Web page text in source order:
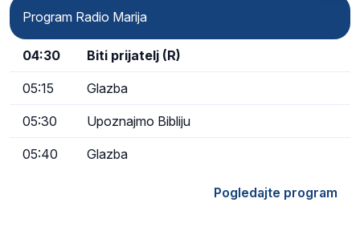
Program Radio Marija
04:30 Biti prijatelj (R)
05:15 Glazba
05:30 Upoznajmo Bibliju
05:40 Glazba
Pogledajte program